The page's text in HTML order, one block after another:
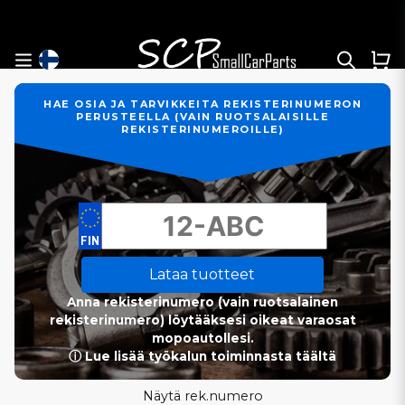
HAE OSIA JA TARVIKKEITA REKISTERINUMERON
PERUSTEELLA (VAIN RUOTSALAISILLE
REKISTERINUMEROILLE)
Lataa tuotteet
Anna rekisterinumero (vain ruotsalainen
rekisterinumero) löytääksesi oikeat varaosat
mopoautollesi.
ⓘ Lue lisää työkalun toiminnasta täältä
Näytä rek.numero